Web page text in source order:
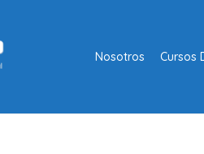
Nosotros Cursos